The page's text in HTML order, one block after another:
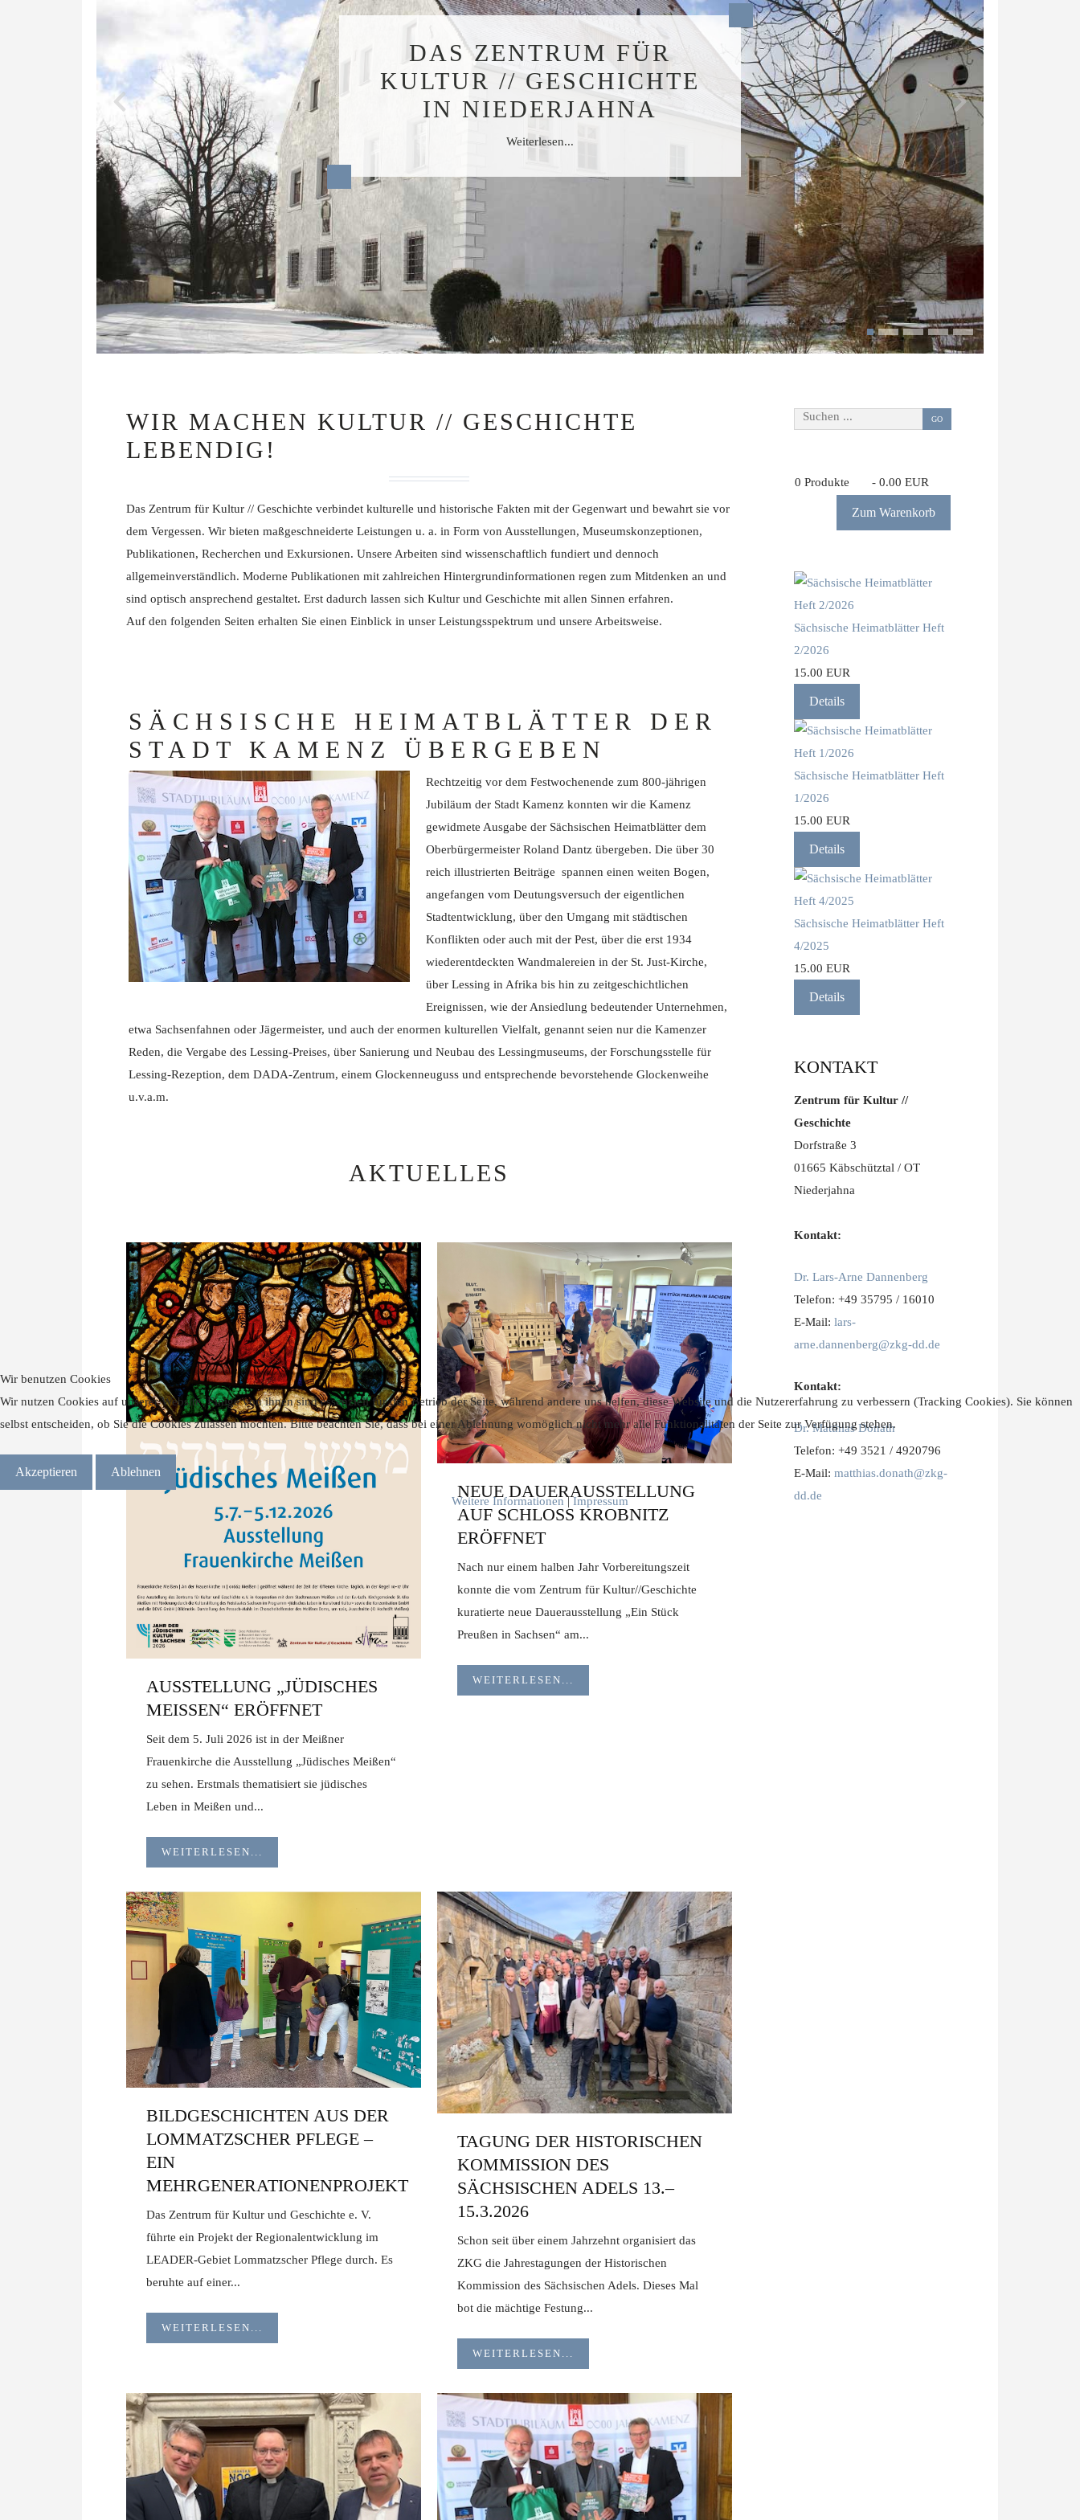
DAS ZENTRUM FÜR
KULTUR // GESCHICHTE
IN NIEDERJAHNA
Weiterlesen...
Suchen ... GO
0 Produkte - 0.00 EUR
Zum Warenkorb
Sächsische Heimatblätter Heft
2/2026
15.00 EUR
Details
Sächsische Heimatblätter Heft
1/2026
15.00 EUR
Details
Sächsische Heimatblätter Heft
4/2025
15.00 EUR
Details
KONTAKT
Zentrum für Kultur //
Geschichte
Dorfstraße 3
01665 Käbschütztal / OT
Niederjahna
Kontakt:
Dr. Lars-Arne Dannenberg
Telefon: +49 35795 / 16010
E-Mail: lars-
arne.dannenberg@zkg-dd.de
Kontakt:
Dr. Matthias Donath
Telefon: +49 3521 / 4920796
E-Mail: matthias.donath@zkg-
dd.de
WIR MACHEN KULTUR // GESCHICHTE
LEBENDIG!
Das Zentrum für Kultur // Geschichte verbindet kulturelle und historische Fakten mit der Gegenwart und bewahrt sie vor
dem Vergessen. Wir bieten maßgeschneiderte Leistungen u. a. in Form von Ausstellungen, Museumskonzeptionen,
Publikationen, Recherchen und Exkursionen. Unsere Arbeiten sind wissenschaftlich fundiert und dennoch
allgemeinverständlich. Moderne Publikationen mit zahlreichen Hintergrundinformationen regen zum Mitdenken an und
sind optisch ansprechend gestaltet. Erst dadurch lassen sich Kultur und Geschichte mit allen Sinnen erfahren.
Auf den folgenden Seiten erhalten Sie einen Einblick in unser Leistungsspektrum und unsere Arbeitsweise.
SÄCHSISCHE HEIMATBLÄTTER DER
STADT KAMENZ ÜBERGEBEN
Rechtzeitig vor dem Festwochenende zum 800-jährigen
Jubiläum der Stadt Kamenz konnten wir die Kamenz
gewidmete Ausgabe der Sächsischen Heimatblätter dem
Oberbürgermeister Roland Dantz übergeben. Die über 30
reich illustrierten Beiträge spannen einen weiten Bogen,
angefangen vom Deutungsversuch der eigentlichen
Stadtentwicklung, über den Umgang mit städtischen
Konflikten oder auch mit der Pest, über die erst 1934
wiederentdeckten Wandmalereien in der St. Just-Kirche,
über Lessing in Afrika bis hin zu zeitgeschichtlichen
Ereignissen, wie der Ansiedlung bedeutender Unternehmen,
etwa Sachsenfahnen oder Jägermeister, und auch der enormen kulturellen Vielfalt, genannt seien nur die Kamenzer
Reden, die Vergabe des Lessing-Preises, über Sanierung und Neubau des Lessingmuseums, der Forschungsstelle für
Lessing-Rezeption, dem DADA-Zentrum, einem Glockenneuguss und entsprechende bevorstehende Glockenweihe
u.v.a.m.
AKTUELLES
AUSSTELLUNG „JÜDISCHES
MEISSEN“ ERÖFFNET
Seit dem 5. Juli 2026 ist in der Meißner
Frauenkirche die Ausstellung „Jüdisches Meißen“
zu sehen. Erstmals thematisiert sie jüdisches
Leben in Meißen und...
WEITERLESEN...
NEUE DAUERAUSSTELLUNG
AUF SCHLOSS KROBNITZ
ERÖFFNET
Nach nur einem halben Jahr Vorbereitungszeit
konnte die vom Zentrum für Kultur//Geschichte
kuratierte neue Dauerausstellung „Ein Stück
Preußen in Sachsen“ am...
WEITERLESEN...
BILDGESCHICHTEN AUS DER
LOMMATZSCHER PFLEGE –
EIN
MEHRGENERATIONENPROJEKT
Das Zentrum für Kultur und Geschichte e. V.
führte ein Projekt der Regionalentwicklung im
LEADER-Gebiet Lommatzscher Pflege durch. Es
beruhte auf einer...
WEITERLESEN...
TAGUNG DER HISTORISCHEN
KOMMISSION DES
SÄCHSISCHEN ADELS 13.–
15.3.2026
Schon seit über einem Jahrzehnt organisiert das
ZKG die Jahrestagungen der Historischen
Kommission des Sächsischen Adels. Dieses Mal
bot die mächtige Festung...
WEITERLESEN...
Wir benutzen Cookies
Wir nutzen Cookies auf unserer Website. Einige von ihnen sind essenziell für den Betrieb der Seite, während andere uns helfen, diese Website und die Nutzererfahrung zu verbessern (Tracking Cookies). Sie können
selbst entscheiden, ob Sie die Cookies zulassen möchten. Bitte beachten Sie, dass bei einer Ablehnung womöglich nicht mehr alle Funktionalitäten der Seite zur Verfügung stehen.
Akzeptieren Ablehnen
Weitere Informationen|Impressum